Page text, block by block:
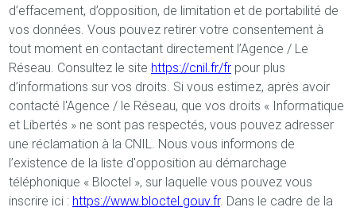
d’effacement, d’opposition, de limitation et de portabilité de
vos données. Vous pouvez retirer votre consentement à
tout moment en contactant directement l’Agence / Le
Réseau. Consultez le site https://cnil.fr/fr pour plus
d’informations sur vos droits. Si vous estimez, après avoir
contacté l'Agence / le Réseau, que vos droits « Informatique
et Libertés » ne sont pas respectés, vous pouvez adresser
une réclamation à la CNIL. Nous vous informons de
l’existence de la liste d'opposition au démarchage
téléphonique « Bloctel », sur laquelle vous pouvez vous
inscrire ici : https://www.bloctel.gouv.fr. Dans le cadre de la